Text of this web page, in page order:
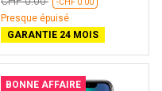
-CHF 0.00
Presque épuisé
GARANTIE 24 MOIS
BONNE AFFAIRE